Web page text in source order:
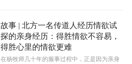
故事 | 北方一名传道人经历情欲试
探的亲身经历：得胜情欲不容易，
得胜心里的情欲更难
在杨牧师几十年的服事过程中，正是因为亲身